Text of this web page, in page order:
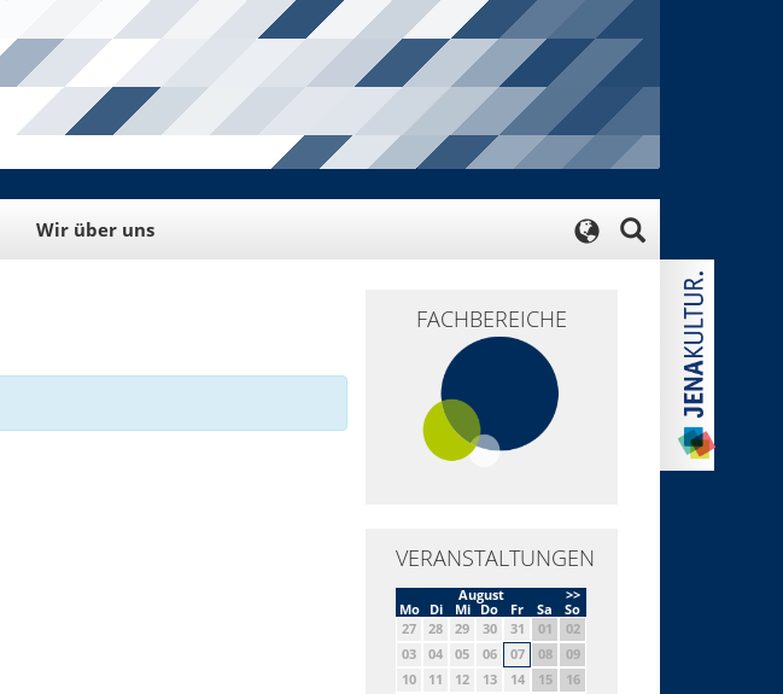
Wir über uns
FACHBEREICHE
VERANSTALTUNGEN
>>
August
Mo
Di Mi Do Fr Sa
So
27
28 29 30 31 01
02
03
04 05 06 07 08
09
10
11 12 13 14 15
16